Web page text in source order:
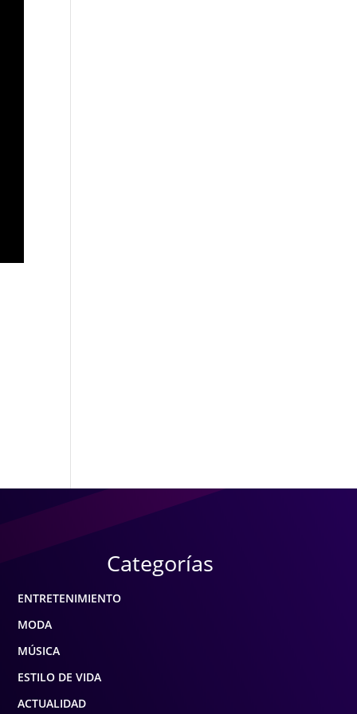
Categorías
ENTRETENIMIENTO
MODA
MÚSICA
ESTILO DE VIDA
ACTUALIDAD